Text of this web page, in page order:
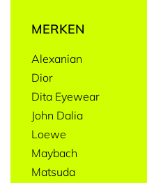
MERKEN
Alexanian
Dior
Dita Eyewear
John Dalia
Loewe
Maybach
Matsuda